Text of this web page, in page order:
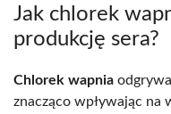
Jak chlorek
produkcję sera?
Chlorek wapnia
znacząco wpływając